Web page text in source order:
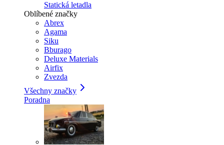
Statická letadla
Oblíbené značky
Abrex
Agama
Siku
Bburago
Deluxe Materials
Airfix
Zvezda
Všechny značky
Poradna